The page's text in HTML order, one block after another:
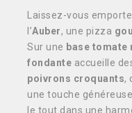
Laissez-vous
l’Auber, une pizza
Sur une base tomate
fondante accueille
poivrons croquants,
une touche
le tout dans une